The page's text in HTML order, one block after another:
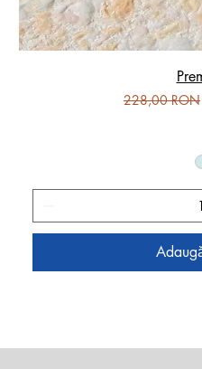
Preț normal
228,00 RON